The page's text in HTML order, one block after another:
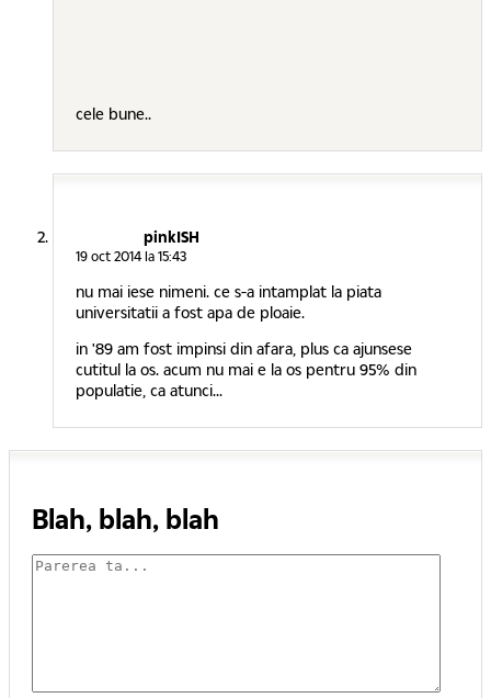
cele bune..
pinkISH
19 oct 2014 la 15:43
nu mai iese nimeni. ce s-a intamplat la piata
universitatii a fost apa de ploaie.
in '89 am fost impinsi din afara, plus ca ajunsese
cutitul la os. acum nu mai e la os pentru 95% din
populatie, ca atunci...
Blah, blah, blah